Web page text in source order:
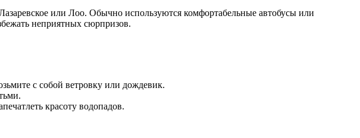
или Лоо. Обычно используются комфортабельные автобусы или
неприятных сюрпризов.
с собой ветровку или дождевик.
красоту водопадов.